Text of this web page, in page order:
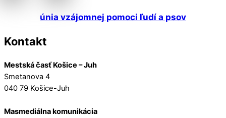
únia vzájomnej pomoci ľudí a psov
Kontakt
Mestská časť Košice – Juh
Smetanova 4
040 79 Košice-Juh
Masmediálna komunikácia